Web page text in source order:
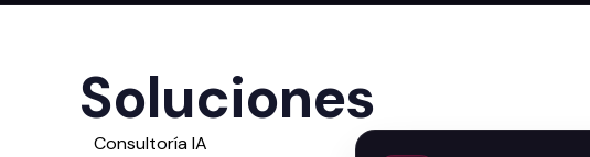
Soluciones
Consultoría IA